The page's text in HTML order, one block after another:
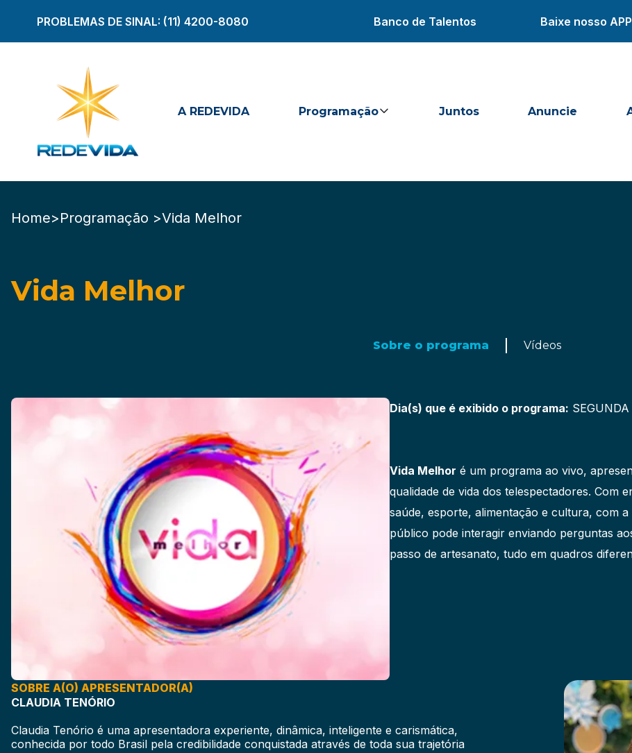
PROBLEMAS DE SINAL: (11) 4200-8080 Banco de Talentos Baixe nosso APP
A REDEVIDA Programação Juntos Anuncie
Home>Programação >Vida Melhor
Vida Melhor
Sobre o programa Vídeos
Dia(s) que é exibido o programa:
Vida Melhor é um programa ao vivo,
qualidade de vida dos telespectadores. Com
saúde, esporte, alimentação e cultura, com
público pode interagir enviando perguntas
passo de artesanato, tudo em quadros
SOBRE A(O) APRESENTADOR(A)
CLAUDIA TENÓRIO
Claudia Tenório é uma apresentadora experiente, dinâmica, inteligente e carismática,
conhecida por todo Brasil pela credibilidade conquistada através de toda sua trajetória